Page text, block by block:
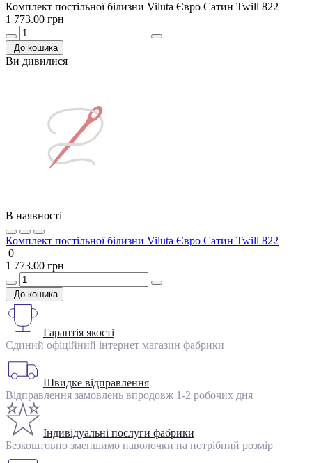
Комплект постільної білизни Viluta Євро Сатин Twill 822
1 773.00 грн
До кошика
Ви дивилися
В наявності
Комплект постільної білизни Viluta Євро Сатин Twill 822
0
1 773.00 грн
До кошика
Гарантія якості
Єдиний офіційний інтернет магазин фабрики
Швидке відправлення
Відправлення замовлень впродовж 1-2 робочих дня
Індивідуальні послуги фабрики
Безкоштовно зменшимо наволочки на потрібний розмір